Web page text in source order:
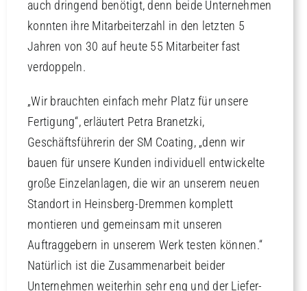
auch dringend benötigt, denn beide Unternehmen
konnten ihre Mitarbeiterzahl in den letzten 5
Jahren von 30 auf heute 55 Mitarbeiter fast
verdoppeln.
„Wir brauchten einfach mehr Platz für unsere
Fertigung“, erläutert Petra Branetzki,
Geschäftsführerin der SM Coating, „denn wir
bauen für unsere Kunden individuell entwickelte
große Einzelanlagen, die wir an unserem neuen
Standort in Heinsberg-Dremmen komplett
montieren und gemeinsam mit unseren
Auftraggebern in unserem Werk testen können.“
Natürlich ist die Zusammenarbeit beider
Unternehmen weiterhin sehr eng und der Liefer-